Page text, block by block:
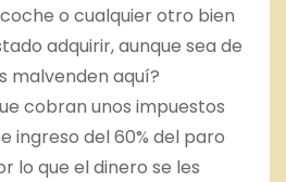
o cualquier otro bien
adquirir, aunque sea de
malvenden aquí?
cobran unos impuestos
ingreso del 60% del paro
lo que el dinero se les